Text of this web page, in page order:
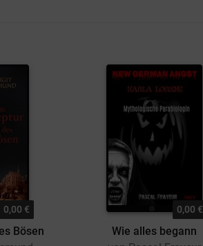
0,00 €
Bösen
0,00 €
Wie alles begann